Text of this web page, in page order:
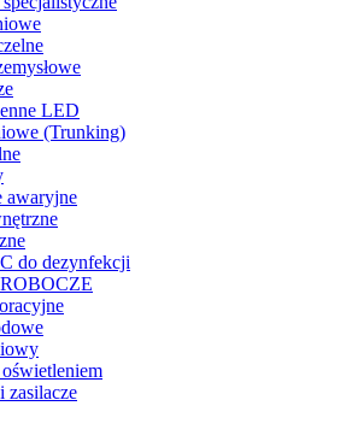
LED
(Trunking)
awaryjne
do dezynfekcji
zasilacze